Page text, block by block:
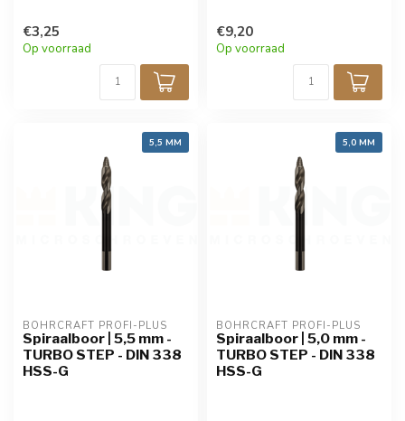
€3,25
Op voorraad
€9,20
Op voorraad
5,5 MM
BOHRCRAFT PROFI-PLUS
Spiraalboor | 5,5 mm -
TURBO STEP - DIN 338
HSS-G
5,0 MM
BOHRCRAFT PROFI-PLUS
Spiraalboor | 5,0 mm -
TURBO STEP - DIN 338
HSS-G